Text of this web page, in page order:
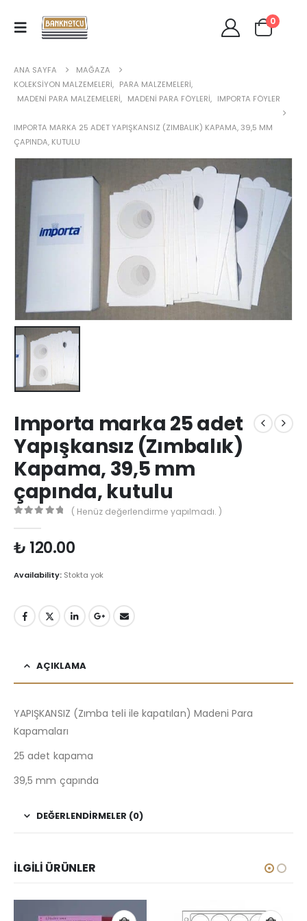
0
ANA SAYFA
MAĞAZA
KOLEKSIYON MALZEMELERI, PARA MALZEMELERI,
MADENI PARA MALZEMELERI, MADENI PARA FÖYLERI, IMPORTA FÖYLER
IMPORTA MARKA 25 ADET YAPIŞKANSIZ (ZIMBALIK) KAPAMA, 39,5 MM
ÇAPINDA, KUTULU
Importa marka 25 adet
Yapışkansız (Zımbalık)
Kapama, 39,5 mm
çapında, kutulu
( Henüz değerlendirme yapılmadı. )
₺ 120.00
Availability: Stokta yok
AÇIKLAMA
YAPIŞKANSIZ (Zımba teli ile kapatılan) Madeni Para
Kapamaları
25 adet kapama
39,5 mm çapında
DEĞERLENDIRMELER (0)
İLGILI ÜRÜNLER